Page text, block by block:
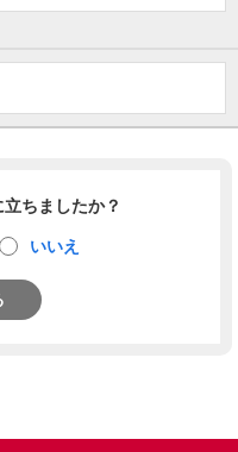
ちましたか？
いいえ